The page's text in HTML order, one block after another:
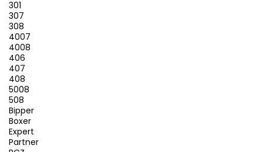
301
307
308
4007
4008
406
407
408
5008
508
Bipper
Boxer
Expert
Partner